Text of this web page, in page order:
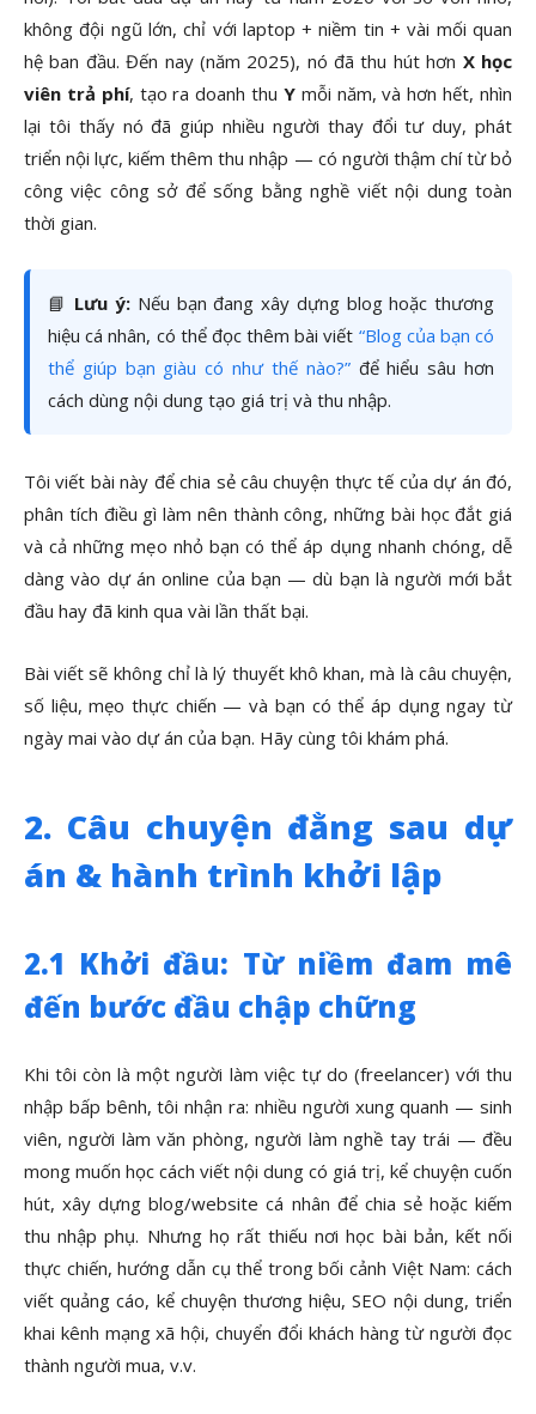
không đội ngũ lớn, chỉ với laptop + niềm tin + vài mối quan
hệ ban đầu. Đến nay (năm 2025), nó đã thu hút hơn X học
viên trả phí, tạo ra doanh thu Ymỗi năm, và hơn hết, nhìn
lại tôi thấy nó đã giúp nhiều người thay đổi tư duy, phát
triển nội lực, kiếm thêm thu nhập — có người thậm chí từ bỏ
công việc công sở để sống bằng nghề viết nội dung toàn
thời gian.
📘 Lưu ý: Nếu bạn đang xây dựng blog hoặc thương
hiệu cá nhân, có thể đọc thêm bài viết “Blog của bạn có
thể giúp bạn giàu có như thế nào?”để hiểu sâu hơn
cách dùng nội dung tạo giá trị và thu nhập.
Tôi viết bài này để chia sẻ câu chuyện thực tế của dự án đó,
phân tích điều gì làm nên thành công, những bài học đắt giá
và cả những mẹo nhỏ bạn có thể áp dụng nhanh chóng, dễ
dàng vào dự án online của bạn — dù bạn là người mới bắt
đầu hay đã kinh qua vài lần thất bại.
Bài viết sẽ không chỉ là lý thuyết khô khan, mà là câu chuyện,
số liệu, mẹo thực chiến — và bạn có thể áp dụng ngay từ
ngày mai vào dự án của bạn. Hãy cùng tôi khám phá.
2. Câu chuyện đằng sau dự
án & hành trình khởi lập
2.1 Khởi đầu: Từ niềm đam mê
đến bước đầu chập chững
Khi tôi còn là một người làm việc tự do (freelancer) với thu
nhập bấp bênh, tôi nhận ra: nhiều người xung quanh — sinh
viên, người làm văn phòng, người làm nghề tay trái — đều
mong muốn học cách viết nội dung có giá trị, kể chuyện cuốn
hút, xây dựng blog/website cá nhân để chia sẻ hoặc kiếm
thu nhập phụ. Nhưng họ rất thiếu nơi học bài bản, kết nối
thực chiến, hướng dẫn cụ thể trong bối cảnh Việt Nam: cách
viết quảng cáo, kể chuyện thương hiệu, SEO nội dung, triển
khai kênh mạng xã hội, chuyển đổi khách hàng từ người đọc
thành người mua, v.v.